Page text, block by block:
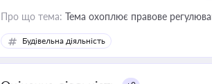
Про що тема: Тема охоплює правове
Будівельна діяльність